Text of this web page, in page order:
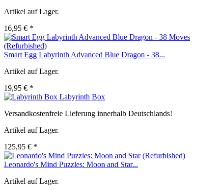
Artikel auf Lager.
16,95 € *
Smart Egg Labyrinth Advanced Blue Dragon - 38...
Artikel auf Lager.
19,95 € *
Labyrinth Box
Versandkostenfreie Lieferung innerhalb Deutschlands!
Artikel auf Lager.
125,95 € *
Leonardo's Mind Puzzles: Moon and Star...
Artikel auf Lager.